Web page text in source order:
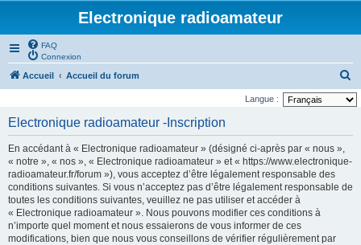
Electronique radioamateur
FAQ
Connexion
Accueil Accueil du forum
e
Langue :
Electronique radioamateur -Inscription
En accédant à « Electronique radioamateur » (désigné ci-après par « nous »,
« notre », « nos », « Electronique radioamateur » et « https://www.electronique-
radioamateur.fr/forum »), vous acceptez d’être légalement responsable des
conditions suivantes. Si vous n’acceptez pas d’être légalement responsable de
toutes les conditions suivantes, veuillez ne pas utiliser et accéder à
« Electronique radioamateur ». Nous pouvons modifier ces conditions à
n’importe quel moment et nous essaierons de vous informer de ces
modifications, bien que nous vous conseillons de vérifier régulièrement par